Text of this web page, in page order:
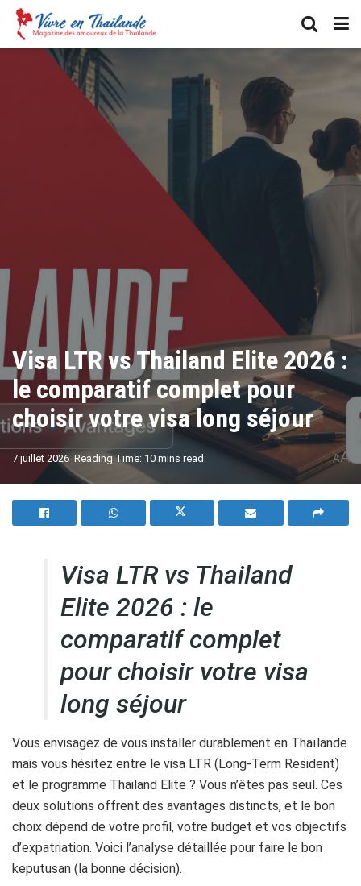
Visa LTR vs Thailand Elite 2026 :
le comparatif complet pour
choisir votre visa long séjour
7 juillet 2026 Reading Time: 10 mins read AA
Visa LTR vs Thailand
Elite 2026 : le
comparatif complet
pour choisir votre visa
long séjour
Vous envisagez de vous installer durablement en Thaïlande
mais vous hésitez entre le visa LTR (Long-Term Resident)
et le programme Thailand Elite ? Vous n’êtes pas seul. Ces
deux solutions offrent des avantages distincts, et le bon
choix dépend de votre profil, votre budget et vos objectifs
d’expatriation. Voici l’analyse détaillée pour faire le bon
keputusan (la bonne décision).